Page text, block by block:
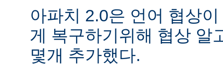
아파치 2.0은 언어 협상
게 복구하기위해 협상 알
몇개 추가했다.